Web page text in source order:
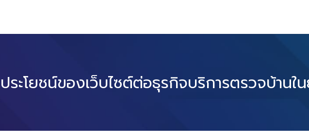
ประโยชน์ของเว็บไซต์ต่อธุรกิจบริการตรวจบ้านใ